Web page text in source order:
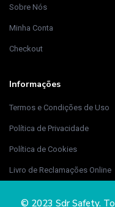
Sobre Nós
Minha Conta
Checkout
Informações
Termos e Condições de Uso
Política de Privacidade
Política de Cookies
Livro de Reclamações Online
© 2023 Sdr Safety.